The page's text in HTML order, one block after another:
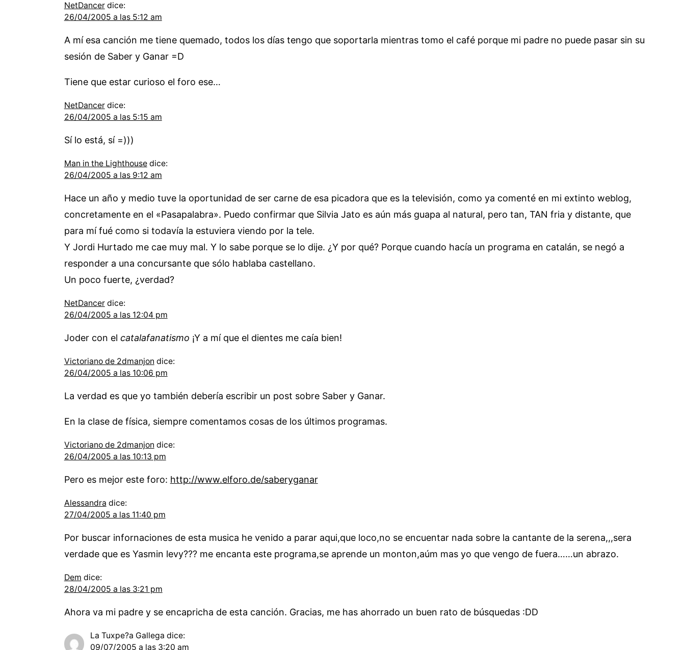
NetDancer dice:
26/04/2005 a las 5:12 am
A mí esa canción me tiene quemado, todos los días tengo que soportarla mientras tomo el café porque mi padre no puede pasar sin su
sesión de Saber y Ganar =D
Tiene que estar curioso el foro ese…
NetDancer dice:
26/04/2005 a las 5:15 am
Sí lo está, sí =)))
Man in the Lighthouse dice:
26/04/2005 a las 9:12 am
Hace un año y medio tuve la oportunidad de ser carne de esa picadora que es la televisión, como ya comenté en mi extinto weblog,
concretamente en el «Pasapalabra». Puedo confirmar que Silvia Jato es aún más guapa al natural, pero tan, TAN fria y distante, que
para mí fué como si todavía la estuviera viendo por la tele.
Y Jordi Hurtado me cae muy mal. Y lo sabe porque se lo dije. ¿Y por qué? Porque cuando hacía un programa en catalán, se negó a
responder a una concursante que sólo hablaba castellano.
Un poco fuerte, ¿verdad?
NetDancer dice:
26/04/2005 a las 12:04 pm
Joder con el catalafanatismo ¡Y a mí que el dientes me caía bien!
Victoriano de 2dmanjon dice:
26/04/2005 a las 10:06 pm
La verdad es que yo también debería escribir un post sobre Saber y Ganar.
En la clase de física, siempre comentamos cosas de los últimos programas.
Victoriano de 2dmanjon dice:
26/04/2005 a las 10:13 pm
Pero es mejor este foro: http://www.elforo.de/saberyganar
Alessandra dice:
27/04/2005 a las 11:40 pm
Por buscar infornaciones de esta musica he venido a parar aqui,que loco,no se encuentar nada sobre la cantante de la serena,,,sera
verdade que es Yasmin levy??? me encanta este programa,se aprende un monton,aúm mas yo que vengo de fuera……un abrazo.
Dem dice:
28/04/2005 a las 3:21 pm
Ahora va mi padre y se encapricha de esta canción. Gracias, me has ahorrado un buen rato de búsquedas :DD
La Tuxpe?a Gallega dice:
09/07/2005 a las 3:20 am